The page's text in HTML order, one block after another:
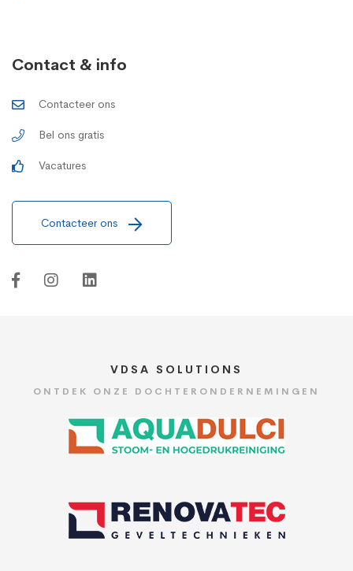
Contact & info
Contacteer ons
Bel ons gratis
Vacatures
Contacteer ons
VDSA SOLUTIONS
ONTDEK ONZE DOCHTERONDERNEMINGEN